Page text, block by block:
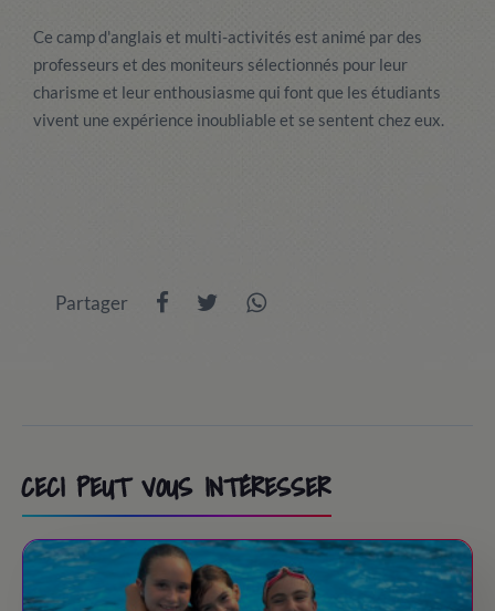
Ce camp d'anglais et multi-activités est animé par des
professeurs et des moniteurs sélectionnés pour leur
charisme et leur enthousiasme qui font que les étudiants
vivent une expérience inoubliable et se sentent chez eux.
Partager
CECI PEUT VOUS INTÉRESSER